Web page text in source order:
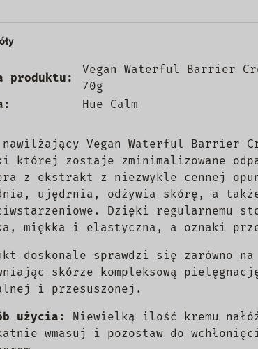
produktu:
Vegan Waterful Barrier
70g
Hue Calm
nawilżający Vegan Waterful Barrier
której zostaje zminimalizowane
z ekstrakt z niezwykle cennej
ujędrnia, odżywia skórę, a
Dzięki regularnemu
miękka i elastyczna, a oznaki
doskonale sprawdzi się zarówno
skórze kompleksową
i przesuszonej.
użycia: Niewielką ilość kremu
wmasuj i pozostaw do